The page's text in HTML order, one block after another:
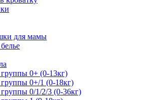
для мамы
0+ (0-13кг)
0+/1 (0-18кг)
0/1/2/3 (0-36кг)